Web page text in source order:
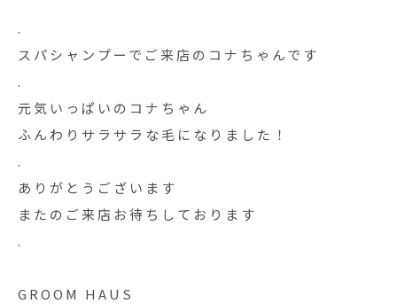
.
スパシャンプーでご来店のコナちゃんです
.
元気いっぱいのコナちゃん
ふんわりサラサラな毛になりました！
.
ありがとうございます
またのご来店お待ちしております︎
.
GROOM HAUS